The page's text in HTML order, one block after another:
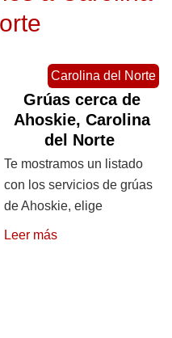
Carolina del Norte
Grúas cerca de
Ahoskie, Carolina
del Norte
Te mostramos un listado
con los servicios de grúas
de Ahoskie, elige
Leer más